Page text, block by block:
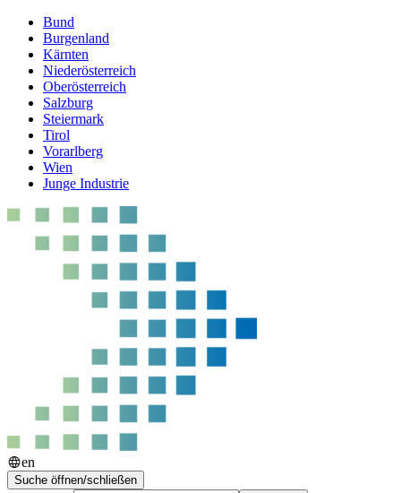
Bund
Burgenland
Kärnten
Niederösterreich
Oberösterreich
Salzburg
Steiermark
Tirol
Vorarlberg
Wien
Junge Industrie
en
Suche öffnen/schließen